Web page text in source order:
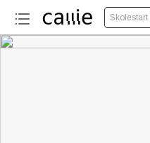
Skolestart